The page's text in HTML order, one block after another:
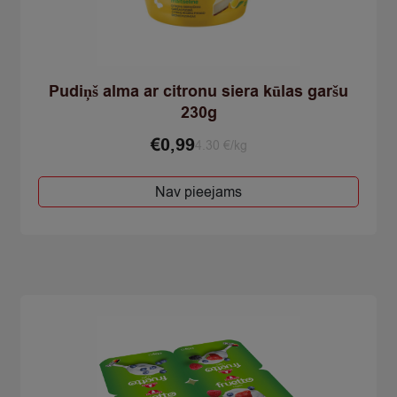
Pudiņš alma ar citronu siera kūlas garšu
230g
€0,994.30 €/kg
Nav pieejams